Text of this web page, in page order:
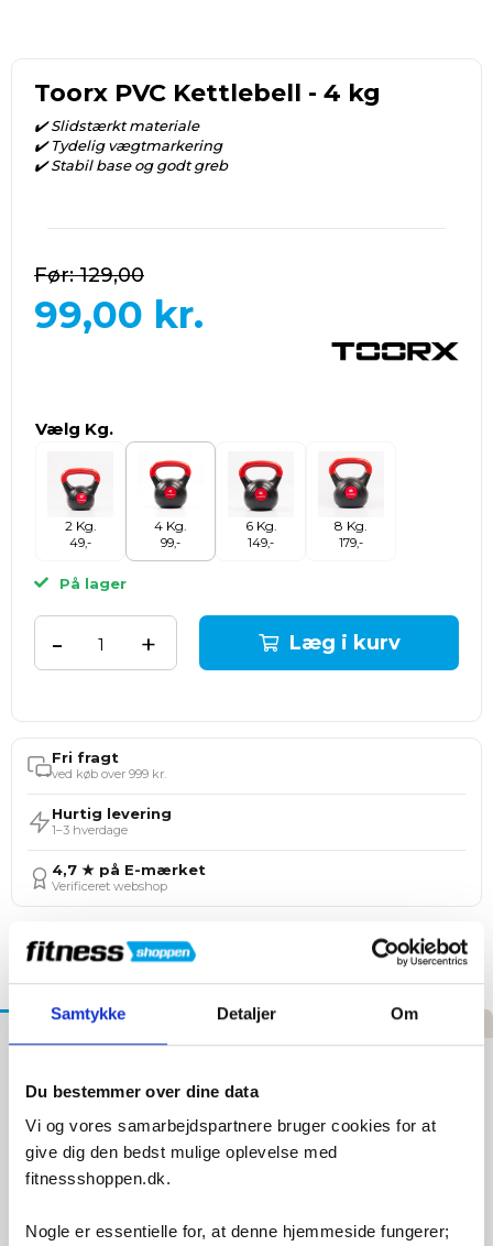
Samtykke Detaljer Om
Du bestemmer over dine data
Vi og vores samarbejdspartnere bruger cookies for at
give dig den bedst mulige oplevelse med
fitnessshoppen.dk.
Nogle er essentielle for, at denne hjemmeside fungerer;
Toorx PVC Kettlebell - 4 kg
✔️ Slidstærkt materiale
✔️ Tydelig vægtmarkering
✔️ Stabil base og godt greb
129,00
99,00 kr.
Vælg Kg.
2 Kg.
49,-
4 Kg.
99,-
6 Kg.
149,-
8 Kg.
179,-
På lager
+
- Læg i kurv
Fri fragt
ved køb over 999 kr.
Hurtig levering
1–3 hverdage
4,7 ★ på E-mærket
Verificeret webshop
Tilføj til Ønskeskyen
Beskrivelse Specifikationer Anmeldelser
TOORX 4 kg PVC Kettlebell: Let, Men Kraftfuld!
Lad os udforske, hvorfor TOORX 4 kg PVC Kettlebell er det
ideelle valg for din træning: